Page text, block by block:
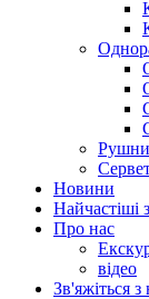
Новини
Найчастіші
Про нас
відео
Зв'яжіться з